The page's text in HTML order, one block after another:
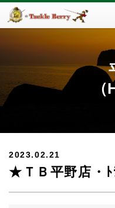
2023.02.21
★ＴＢ平野店・